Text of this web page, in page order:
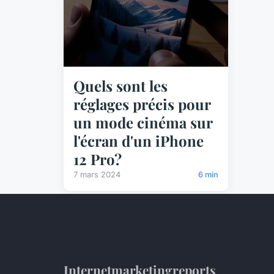
Quels sont les
réglages précis pour
un mode cinéma sur
l'écran d'un iPhone
12 Pro?
7 mars 2024 6 min
Internetmarketingreports